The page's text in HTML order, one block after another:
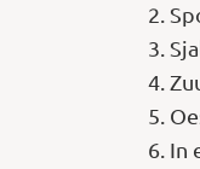
2.
3.
4.
5.
6. In